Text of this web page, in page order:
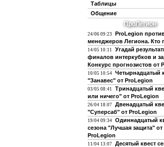
Таблицы
Общение
ПроЛегион
24/06 09:23
ProLegion
менеджеров Легиона. Кто
14/05 10:11
Угадай
финалов интеркубков и
Конкурс прогнозистов от
10/05 10:54 Четырнадцатый
"Занавес" от ProLegion
03/05 08:41
Тринадцатый
или ничего" от ProLegion
26/04 18:07 Двенадцатый
"Суперсаб" от ProLegion
19/04 09:34 Одиннадцатый
сезона "Лучшая защита" от
ProLegion
11/04 13:07 Десятый квест